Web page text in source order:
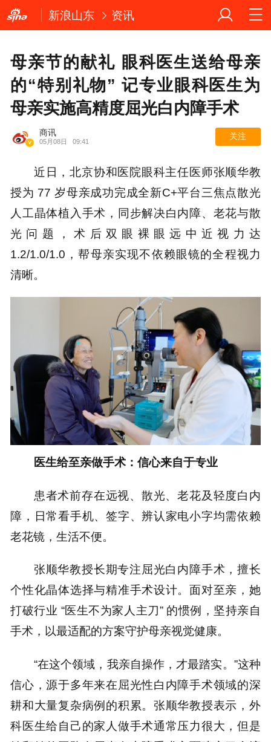
新浪山东 资讯
母亲节的献礼 眼科医生送给母亲
的“特别礼物” 记专业眼科医生为
母亲实施高精度屈光白内障手术
商讯
05月08日 09:41
关注
近日，北京协和医院眼科主任医师张顺华教
授为 77 岁母亲成功完成全新C+平台三焦点散光
人工晶体植入手术，同步解决白内障、老花与散
光问题，术后双眼裸眼远中近视力达
1.2/1.0/1.0，帮母亲实现不依赖眼镜的全程视力
清晰。
医生给至亲做手术：信心来自于专业
患者术前存在远视、散光、老花及轻度白内
障，日常看手机、签字、辨认家电小字均需依赖
老花镜，生活不便。
张顺华教授长期专注屈光白内障手术，擅长
个性化晶体选择与精准手术设计。面对至亲，她
打破行业 “医生不为家人主刀” 的惯例，坚持亲自
手术，以最适配的方案守护母亲视觉健康。
“在这个领域，我亲自操作，才最踏实。”这种
信心，源于多年来在屈光性白内障手术领域的深
耕和大量复杂病例的积累。张顺华教授表示，外
科医生给自己的家人做手术通常压力很大，但是